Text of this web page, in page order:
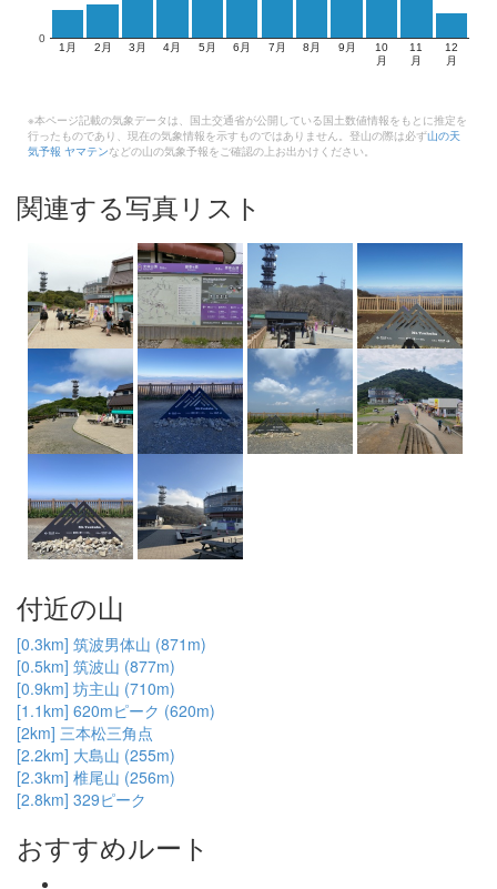
1月 2月 3月 4月 5月 6月 7月 8月 9月
10
月
11
月
12
月
0
※本ページ記載の気象データは、国土交通省が公開している国土数値情報をもとに推定を
行ったものであり、現在の気象情報を示すものではありません。登山の際は必ず山の天
気予報 ヤマテンなどの山の気象予報をご確認の上お出かけください。
関連する写真リスト
付近の山
[0.3km] 筑波男体山 (871m)
[0.5km] 筑波山 (877m)
[0.9km] 坊主山 (710m)
[1.1km] 620mピーク (620m)
[2km] 三本松三角点
[2.2km] 大島山 (255m)
[2.3km] 椎尾山 (256m)
[2.8km] 329ピーク
おすすめルート